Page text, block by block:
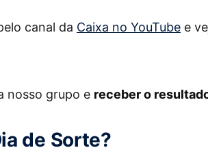
canal da Caixa no YouTube e
nosso grupo e receber o
de Sorte?